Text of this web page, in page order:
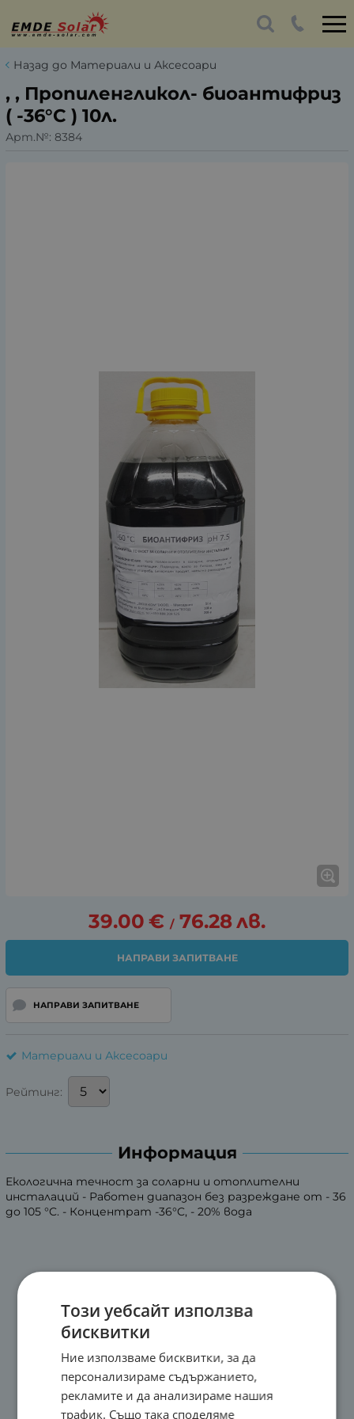
Назад до Материали и Аксесоари
, , Пропиленгликол- биоантифриз
( -36°C ) 10л.
Арт.№: 8384
39.00 € / 76.28лв.
НАПРАВИ ЗАПИТВАНЕ
НАПРАВИ ЗАПИТВАНЕ
Материали и Аксесоари
Рейтинг:
Информация
Екологична течност за соларни и отоплителни
инсталаций - Работен диапазон без разреждане от - 36
до 105 °C. - Концентрат -36°C, - 20% вода
Този уебсайт използва
бисквитки
Ние използваме бисквитки, за да
персонализираме съдържанието,
рекламите и да анализираме нашия
трафик. Също така споделяме